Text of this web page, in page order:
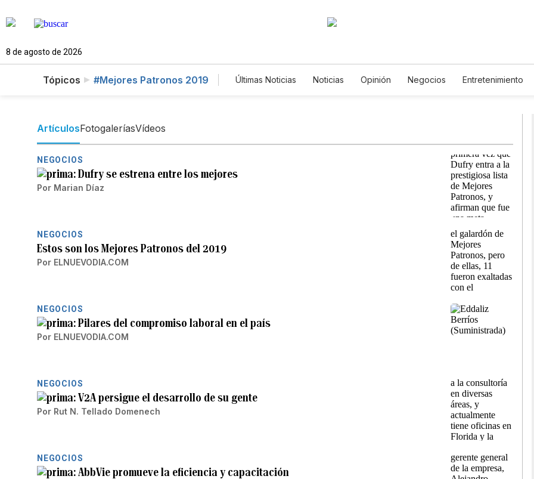
8 de agosto de 2026
Tópicos #Mejores Patronos 2019 Últimas Noticias Noticias Opinión Negocios Entretenimiento
ArtículosFotogaleríasVídeos
NEGOCIOS
Dufry se estrena entre los mejores
Por Marian Díaz
NEGOCIOS
Estos son los Mejores Patronos del 2019
Por ELNUEVODIA.COM
NEGOCIOS
Pilares del compromiso laboral en el país
Por ELNUEVODIA.COM
NEGOCIOS
V2A persigue el desarrollo de su gente
Por Rut N. Tellado Domenech
NEGOCIOS
AbbVie promueve la eficiencia y capacitación